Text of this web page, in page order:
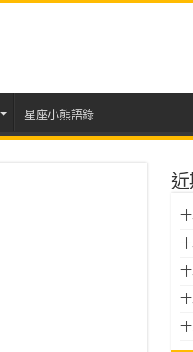
星座小熊語錄
近